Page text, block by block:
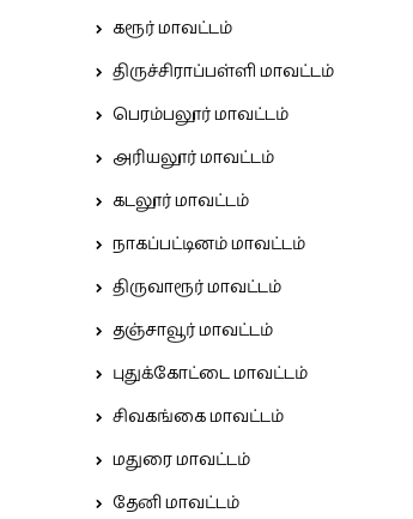
கரூர் மாவட்டம்
திருச்சிராப்பள்ளி மாவட்டம்
பெரம்பலூர் மாவட்டம்
அரியலூர் மாவட்டம்
கடலூர் மாவட்டம்
நாகப்பட்டினம் மாவட்டம்
திருவாரூர் மாவட்டம்
தஞ்சாவூர் மாவட்டம்
புதுக்கோட்டை மாவட்டம்
சிவகங்கை மாவட்டம்
மதுரை மாவட்டம்
தேனி மாவட்டம்